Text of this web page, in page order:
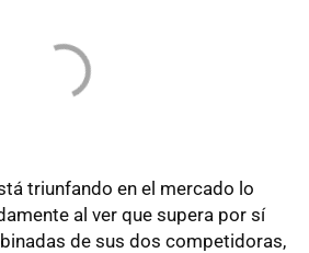
triunfando en el mercado lo
al ver que supera por sí
de sus dos competidoras,